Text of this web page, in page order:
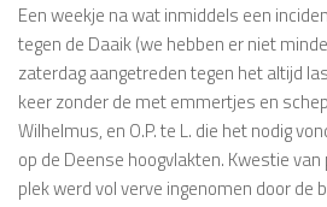
Een weekje na wat inmiddels een
tegen de Daaik (we hebben er niet
zaterdag aangetreden tegen het altijd
keer zonder de met emmertjes en
Wilhelmus, en O.P. te L. die het nodig
op de Deense hoogvlakten. Kwestie
plek werd vol verve ingenomen door de